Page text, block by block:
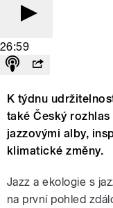
26:59
K týdnu
také Český
jazzovými alby,
klimatické změny.
Jazz a ekologie s
na první pohled